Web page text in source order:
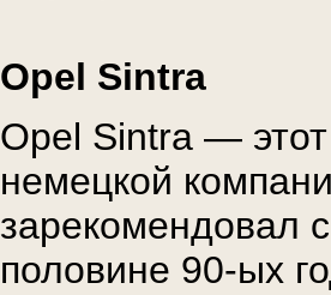
Opel Sintra
Opel Sintra —
немецкой
зарекомендовал
половине 90-ых